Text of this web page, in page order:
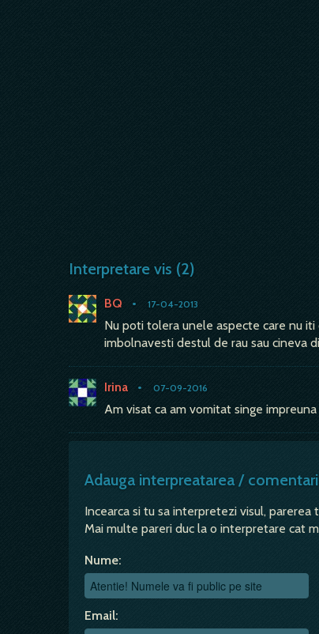
Interpretare vis (2)
BQ • 17-04-2013
Nu poti tolera unele aspecte care nu
imbolnavesti destul de rau sau cineva
Irina • 07-09-2016
Am visat ca am vomitat singe
Adauga interpreatarea /
Incearca si tu sa interpretezi visul, parerea
Mai multe pareri duc la o interpretare cat
Nume:
Email: